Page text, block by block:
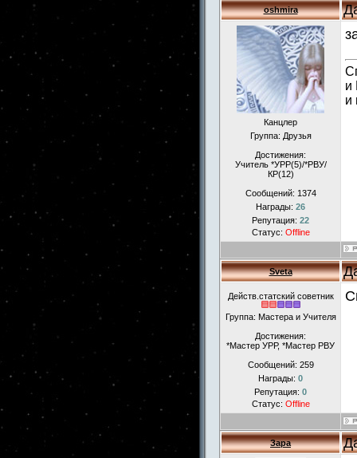
oshmira
Канцлер
Группа: Друзья
Достижения:
Учитель *УРР(5)/*РВУ/
КР(12)
Сообщений: 1374
Награды: 26
Репутация: 22
Статус: Offline
и
и
Sveta
Действ.статский советник
Группа: Мастера и Учителя
Достижения:
*Мастер УРР, *Мастер РВУ
Сообщений: 259
Награды: 0
Репутация: 0
Статус: Offline
Зара